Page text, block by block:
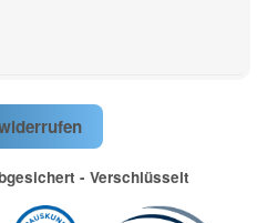
- Verschlüsselt